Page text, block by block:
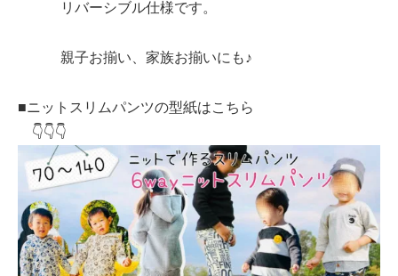
リバーシブル仕様です。
親子お揃い、家族お揃いにも♪
■ニットスリムパンツの型紙はこちら
👇👇👇